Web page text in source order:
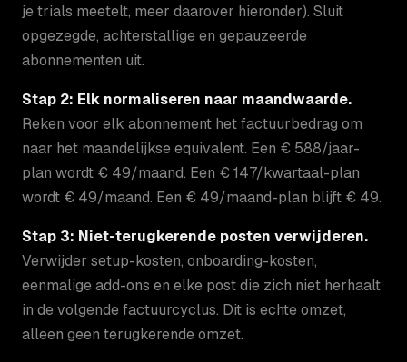
je trials meetelt, meer daarover hieronder). Sluit
opgezegde, achterstallige en gepauzeerde
abonnementen uit.
Stap 2: Elk normaliseren naar maandwaarde.
Reken voor elk abonnement het factuurbedrag om
naar het maandelijkse equivalent. Een € 588/jaar-
plan wordt € 49/maand. Een € 147/kwartaal-plan
wordt € 49/maand. Een € 49/maand-plan blijft € 49.
Stap 3: Niet-terugkerende posten verwijderen.
Verwijder setup-kosten, onboarding-kosten,
eenmalige add-ons en elke post die zich niet herhaalt
in de volgende factuurcyclus. Dit is echte omzet,
alleen geen terugkerende omzet.